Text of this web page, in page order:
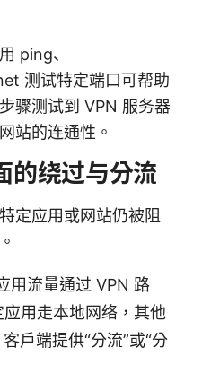
ping、
测试特定端口可帮助
骤测试到 VPN 服务器
站的连通性。
的绕过与分流
定应用或网站仍被阻
用流量通过 VPN 路
用走本地网络，其他
户端提供“分流”或“分